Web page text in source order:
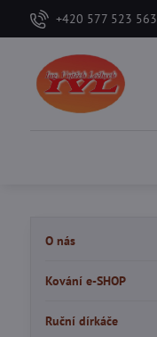
+420 577 523 563
O nás
Kování e-SHOP
Ruční dírkáče